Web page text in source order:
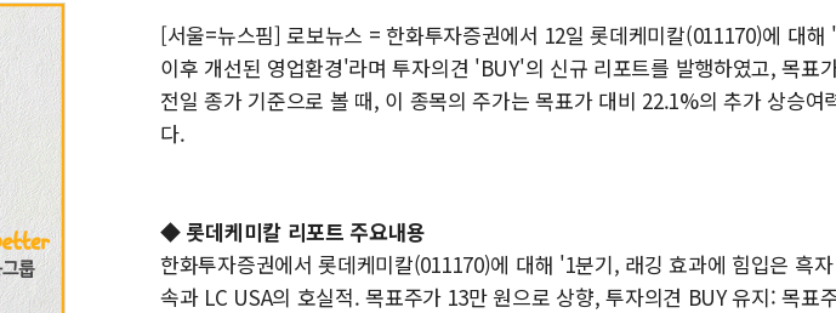
[서울=뉴스핌] 로보뉴스 = 한화투자증권에서 12일 롯데케미칼(011170)에 대해
이후 개선된 영업환경'라며 투자의견 'BUY'의 신규 리포트를 발행하였고, 목표
전일 종가 기준으로 볼 때, 이 종목의 주가는 목표가 대비 22.1%의 추가 상승여
다.
◆ 롯데케미칼 리포트 주요내용
한화투자증권에서 롯데케미칼(011170)에 대해 '1분기, 래깅 효과에 힘입은 흑
속과 LC USA의 호실적. 목표주가 13만 원으로 상향, 투자의견 BUY 유지: 목표